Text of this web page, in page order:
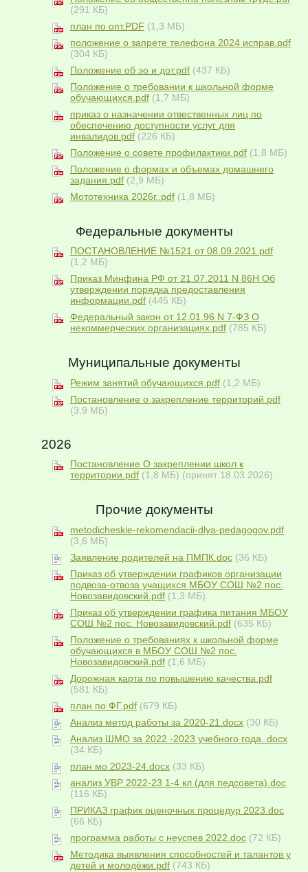
(291 КБ)
план по опт.PDF (1,3 МБ)
положение о запрете телефона 2024 исправ.pdf
(304 КБ)
Положение об эо и дот.pdf (437 КБ)
Положение о требовании к школьной форме
обучающихся.pdf (1,7 МБ)
приказ о назначении отвественных лиц по
обеспечению доступности услуг для
инвалидов.pdf (226 КБ)
Положение о совете профилактики.pdf (1,8 МБ)
Положение о формах и объемах домашнего
задания.pdf (2,9 МБ)
Мототехника 2026г..pdf (1,8 МБ)
Федеральные документы
ПОСТАНОВЛЕНИЕ №1521 от 08.09.2021.pdf
(1,2 МБ)
Приказ Минфина РФ от 21.07.2011 N 86Н Об
утверждении порядка предоставления
информации.pdf (445 КБ)
Федеральный закон от 12.01.96 N 7-ФЗ О
некоммерческих организациях.pdf (785 КБ)
Муниципальные документы
Режим занятий обучающихся.pdf (1,2 МБ)
Постановление о закрепление территорий.pdf
(3,9 МБ)
2026
Постановление О закреплении школ к
территории.pdf (1,8 МБ) (принят 18.03.2026)
Прочие документы
metodicheskie-rekomendacii-dlya-pedagogov.pdf
(3,6 МБ)
Заявление родителей на ПМПК.doc (36 КБ)
Приказ об утверждении графиков организации
подвоза-отвоза учащихся МБОУ СОШ №2 пос.
Новозавидовский.pdf (1,3 МБ)
Приказ об утверждении графика питания МБОУ
СОШ №2 пос. Новозавидовский.pdf (635 КБ)
Положение о требованиях к школьной форме
обучающихся в МБОУ СОШ №2 пос.
Новозавидовский.pdf (1,6 МБ)
Дорожная карта по повышению качества.pdf
(581 КБ)
план по ФГ.pdf (679 КБ)
Анализ метод работы за 2020-21.docx (30 КБ)
Анализ ШМО за 2022 -2023 учебного года..docx
(34 КБ)
план мо 2023-24.docx (33 КБ)
анализ УВР 2022-23 1-4 кл (для педсовета).doc
(116 КБ)
ПРИКАЗ график оценочных процедур 2023.doc
(66 КБ)
программа работы с неуспев 2022.doc (72 КБ)
Методика выявления способностей и талантов у
детей и молодёжи.pdf (743 КБ)